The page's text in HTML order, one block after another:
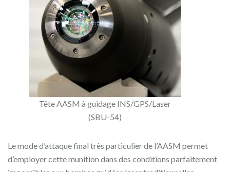
Tête AASM à guidage INS/GPS/Laser
(SBU-54)
Le mode d’attaque final très particulier de l’AASM permet
d’employer cette munition dans des conditions parfaitement